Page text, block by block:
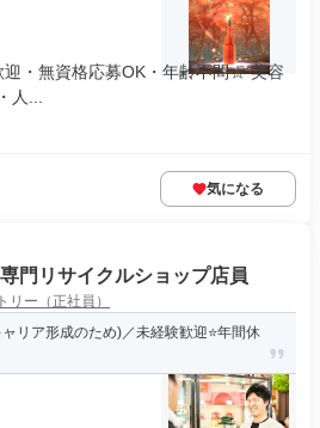
・無資格応募OK・年齢不問☆ 美容
人...
気になる
門リサイクルショップ店員
ー（正社員）
リア形成のため)／未経験歓迎⭐️年間休